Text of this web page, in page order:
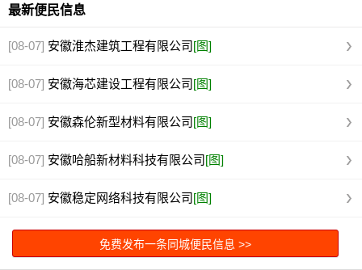
最新便民信息
[08-07] 安徽淮杰建筑工程有限公司[图]
[08-07] 安徽海芯建设工程有限公司[图]
[08-07] 安徽森伦新型材料有限公司[图]
[08-07] 安徽哈船新材料科技有限公司[图]
[08-07] 安徽稳定网络科技有限公司[图]
免费发布一条同城便民信息 >>